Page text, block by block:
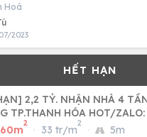
Hoá
2023
2,2 TỶ. NHẬN NHÀ 4
TP.THANH HÓA HOT/
60m
2
· 33 tr/m
2
· 5m